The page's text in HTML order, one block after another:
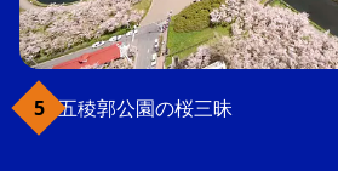
五稜郭公園の桜三昧